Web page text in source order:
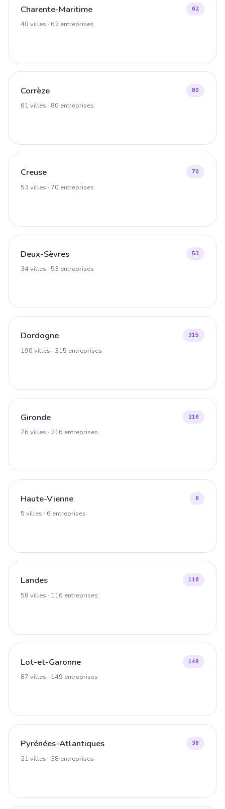
Charente-Maritime
40 villes · 62 entreprises
62
Corrèze
61 villes · 80 entreprises
80
Creuse
53 villes · 70 entreprises
70
Deux-Sèvres
34 villes · 53 entreprises
53
Dordogne
190 villes · 315 entreprises
315
Gironde
76 villes · 216 entreprises
216
Haute-Vienne
5 villes · 6 entreprises
6
Landes
58 villes · 116 entreprises
116
Lot-et-Garonne
87 villes · 149 entreprises
149
Pyrénées-Atlantiques
21 villes · 38 entreprises
38